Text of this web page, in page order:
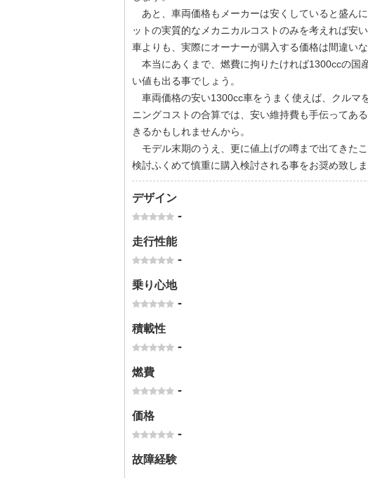
あと、車両価格もメーカーは安くしていると盛ん
ットの実質的なメカニカルコストのみを考えれば安
車よりも、実際にオーナーが購入する価格は間違いな
本当にあくまで、燃費に拘りたければ1300ccの国
い値も出る事でしょう。
車両価格の安い1300cc車をうまく使えば、クルマ
ニングコストの合算では、安い維持費も手伝ってあ
きるかもしれませんから。
モデル末期のうえ、更に値上げの噂まで出てきた
検討ふくめて慎重に購入検討される事をお奨め致しま
デザイン
-
走行性能
-
乗り心地
-
積載性
-
燃費
-
価格
-
故障経験